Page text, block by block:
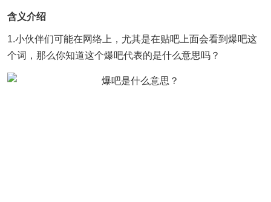
含义介绍
1.小伙伴们可能在网络上，尤其是在贴吧上面会看到爆吧这
个词，那么你知道这个爆吧代表的是什么意思吗？